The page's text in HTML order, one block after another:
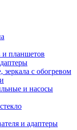
и планшетов
зеркала с обогревом
и насосы
и адаптеры